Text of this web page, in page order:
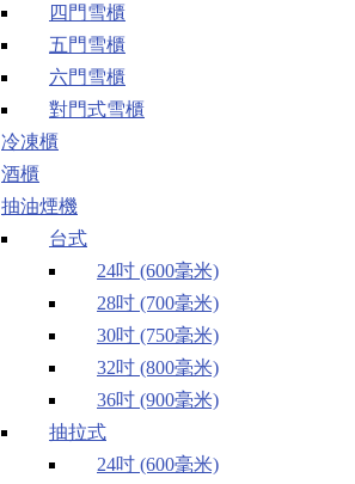
四門雪櫃
五門雪櫃
六門雪櫃
對門式雪櫃
冷凍櫃
酒櫃
抽油煙機
台式
24吋 (600毫米)
28吋 (700毫米)
30吋 (750毫米)
32吋 (800毫米)
36吋 (900毫米)
抽拉式
24吋 (600毫米)